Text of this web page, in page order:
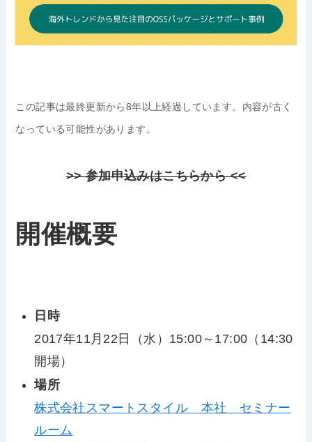
この記事は最終更新から8年以上経過しています。内容が古く
なっている可能性があります。
>> 参加申込みはこちらから <<
開催概要
日時
2017年11月22日（水）15:00～17:00（14:30
開場）
場所
株式会社スマートスタイル 本社 セミナー
ルーム